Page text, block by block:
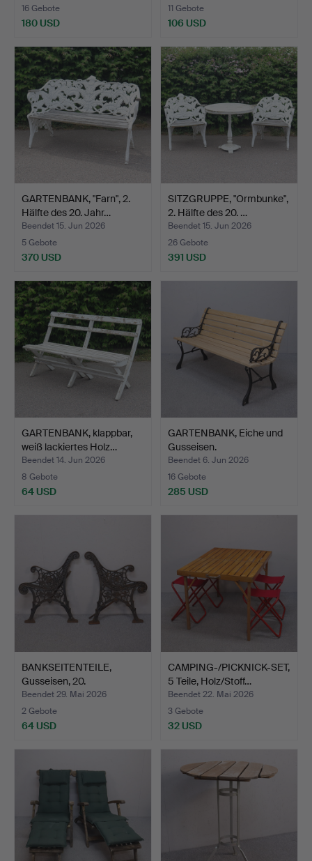
16 Gebote
180 USD
11 Gebote
106 USD
GARTENBANK, "Farn", 2.
Hälfte des 20. Jahr…
Beendet 15. Jun 2026
5 Gebote
370 USD
SITZGRUPPE, "Ormbunke",
2. Hälfte des 20. …
Beendet 15. Jun 2026
26 Gebote
391 USD
GARTENBANK, klappbar,
weiß lackiertes Holz…
Beendet 14. Jun 2026
8 Gebote
64 USD
GARTENBANK, Eiche und
Gusseisen.
Beendet 6. Jun 2026
16 Gebote
285 USD
BANKSEITENTEILE,
Gusseisen, 20.
Jahrhunder…
Beendet 29. Mai 2026
2 Gebote
64 USD
CAMPING-/PICKNICK-SET,
5 Teile, Holz/Stoff…
Beendet 22. Mai 2026
3 Gebote
32 USD